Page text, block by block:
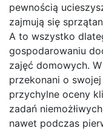
pewnością
zajmują się
A to wszystko
gospodarowaniu
zajęć domowych.
przekonani o
przychylne oceny
zadań
nawet podczas